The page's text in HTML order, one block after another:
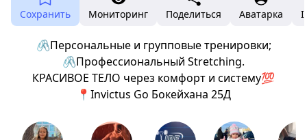
Сохранить Мониторинг Поделиться Аватарка
🖇️Персональные и групповые тренировки;
🖇️Профессиональный Stretching.
КРАСИВОЕ ТЕЛО через комфорт и систему💯
📍Invictus Go Бокейхана 25Д